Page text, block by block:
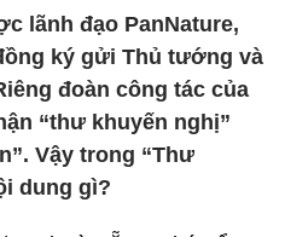
lãnh đạo PanNature,
ký gửi Thủ tướng và
đoàn công tác của
“thư khuyến nghị”
Vậy trong “Thư
dung gì?